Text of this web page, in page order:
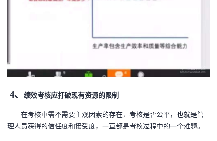
4、 绩效考核应打破现有资源的限制
在考核中需不需要主观因素的存在，考核是否公平，也就是管
理人员获得的信任度和接受度，一直都是考核过程中的一个难题。